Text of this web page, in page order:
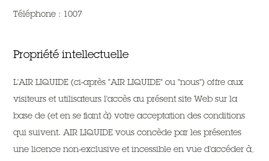
Téléphone : 1007
Propriété intellectuelle
L'AIR LIQUIDE (ci-après "AIR LIQUIDE" ou "nous") offre aux
visiteurs et utilisateurs l'accès au présent site Web sur la
base de (et en se fiant à) votre acceptation des conditions
qui suivent. AIR LIQUIDE vous concède par les présentes
une licence non-exclusive et incessible en vue d'accéder à,